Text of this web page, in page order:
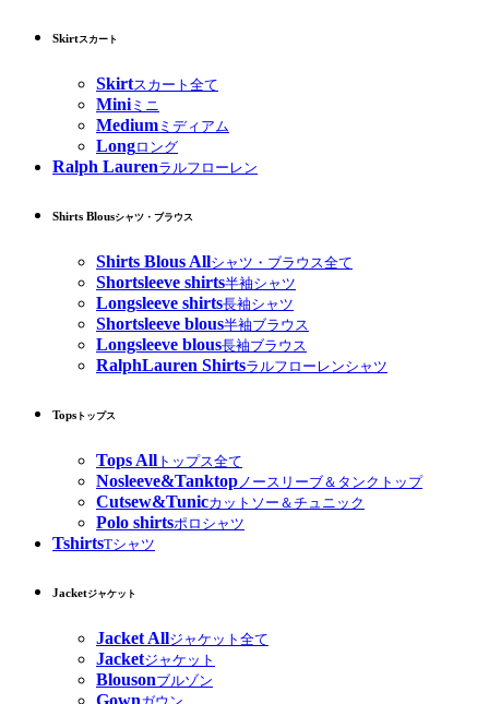
Skirtスカート
Skirtスカート全て
Miniミニ
Medium ミディアム
Longロング
Ralph Laurenラルフローレン
Shirts Blousシャツ・ブラウス
Shirts Blous Allシャツ・ブラウス全て
Shortsleeve shirts半袖シャツ
Longsleeve shirts長袖シャツ
Shortsleeve blous半袖ブラウス
Longsleeve blous長袖ブラウス
RalphLauren Shirtsラルフローレンシャツ
Tops トップス
Tops All トップス全て
Nosleeve&Tanktop ノースリーブ＆タンクトップ
Cutsew&Tunicカットソー＆チュニック
Polo shirtsポロシャツ
TshirtsTシャツ
Jacketジャケット
Jacket Allジャケット全て
Jacketジャケット
Blousonブルゾン
Gown